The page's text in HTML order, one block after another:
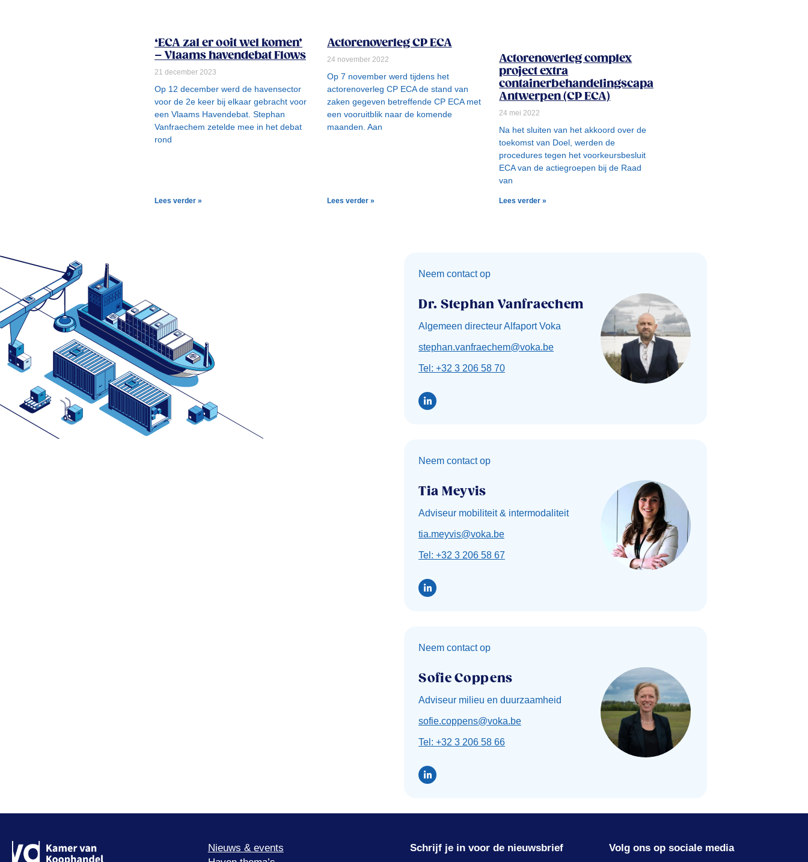
‘ECA zal er ooit wel komen’
– Vlaams havendebat Flows
21 december 2023
Op 12 december werd de havensector
voor de 2e keer bij elkaar gebracht voor
een Vlaams Havendebat. Stephan
Vanfraechem zetelde mee in het debat
rond
Lees verder »
Actorenoverleg CP ECA
24 november 2022
Op 7 november werd tijdens het
actorenoverleg CP ECA de stand van
zaken gegeven betreffende CP ECA met
een vooruitblik naar de komende
maanden. Aan
Lees verder »
Actorenoverleg complex
project extra
containerbehandelingscapaciteit
Antwerpen (CP ECA)
24 mei 2022
Na het sluiten van het akkoord over de
toekomst van Doel, werden de
procedures tegen het voorkeursbesluit
ECA van de actiegroepen bij de Raad
van
Lees verder »
Neem contact op
Dr. Stephan Vanfraechem
Algemeen directeur Alfaport Voka
stephan.vanfraechem@voka.be
Tel: +32 3 206 58 70
Neem contact op
Tia Meyvis
Adviseur mobiliteit & intermodaliteit
tia.meyvis@voka.be
Tel: +32 3 206 58 67
Neem contact op
Sofie Coppens
Adviseur milieu en duurzaamheid
sofie.coppens@voka.be
Tel: +32 3 206 58 66
Nieuws & events
Schrijf je in voor de nieuwsbrief Volg ons op sociale media